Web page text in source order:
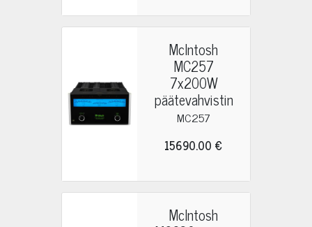
McIntosh
MC257
7x200W
päätevahvistin
MC257
15690.00 €
McIntosh